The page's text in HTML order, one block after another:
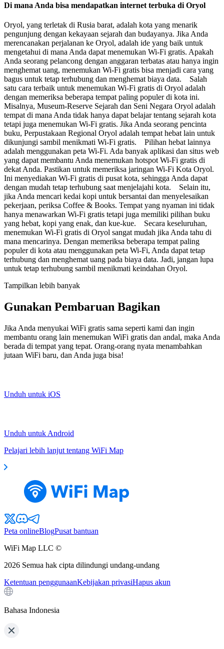
Di mana Anda bisa mendapatkan internet terbuka di Oryol
Oryol, yang terletak di Rusia barat, adalah kota yang menarik
pengunjung dengan kekayaan sejarah dan budayanya. Jika Anda
merencanakan perjalanan ke Oryol, adalah ide yang baik untuk
mengetahui di mana Anda dapat menemukan Wi-Fi gratis. Apakah
Anda seorang pelancong dengan anggaran terbatas atau hanya ingin
menghemat uang, menemukan Wi-Fi gratis bisa menjadi cara yang
bagus untuk tetap terhubung dan menghemat biaya data. Salah
satu cara terbaik untuk menemukan Wi-Fi gratis di Oryol adalah
dengan memeriksa beberapa tempat paling populer di kota ini.
Misalnya, Museum-Reserve Sejarah dan Seni Negara Oryol adalah
tempat di mana Anda tidak hanya dapat belajar tentang sejarah kota
tetapi juga menemukan Wi-Fi gratis. Jika Anda seorang pencinta
buku, Perpustakaan Regional Oryol adalah tempat hebat lain untuk
dikunjungi sambil menikmati Wi-Fi gratis. Pilihan hebat lainnya
adalah menggunakan peta Wi-Fi. Ada banyak aplikasi dan situs web
yang dapat membantu Anda menemukan hotspot Wi-Fi gratis di
dekat Anda. Pastikan untuk memeriksa jaringan Wi-Fi Kota Oryol.
Ini menyediakan Wi-Fi gratis di pusat kota, sehingga Anda dapat
dengan mudah tetap terhubung saat menjelajahi kota. Selain itu,
jika Anda mencari kedai kopi untuk bersantai dan menyelesaikan
pekerjaan, periksa Coffee & Books. Tempat yang nyaman ini tidak
hanya menawarkan Wi-Fi gratis tetapi juga memiliki pilihan buku
yang hebat, kopi yang enak, dan kue-kue. Secara keseluruhan,
menemukan Wi-Fi gratis di Oryol sangat mudah jika Anda tahu di
mana mencarinya. Dengan memeriksa beberapa tempat paling
populer di kota atau menggunakan peta Wi-Fi, Anda dapat tetap
terhubung dan menghemat uang pada biaya data. Jadi, jangan lupa
untuk tetap terhubung sambil menikmati keindahan Oryol.
Tampilkan lebih banyak
Gunakan Pembaruan Bagikan
Jika Anda menyukai WiFi gratis sama seperti kami dan ingin
membantu orang lain menemukan WiFi gratis dan andal, maka Anda
berada di tempat yang tepat. Orang-orang nyata menambahkan
jutaan WiFi baru, dan Anda juga bisa!
Unduh untuk iOS
Unduh untuk Android
Pelajari lebih lanjut tentang WiFi Map
Peta onlineBlogPusat bantuan
WiFi Map LLC ©
2026 Semua hak cipta dilindungi undang-undang
Ketentuan penggunaanKebijakan privasiHapus akun
Bahasa Indonesia